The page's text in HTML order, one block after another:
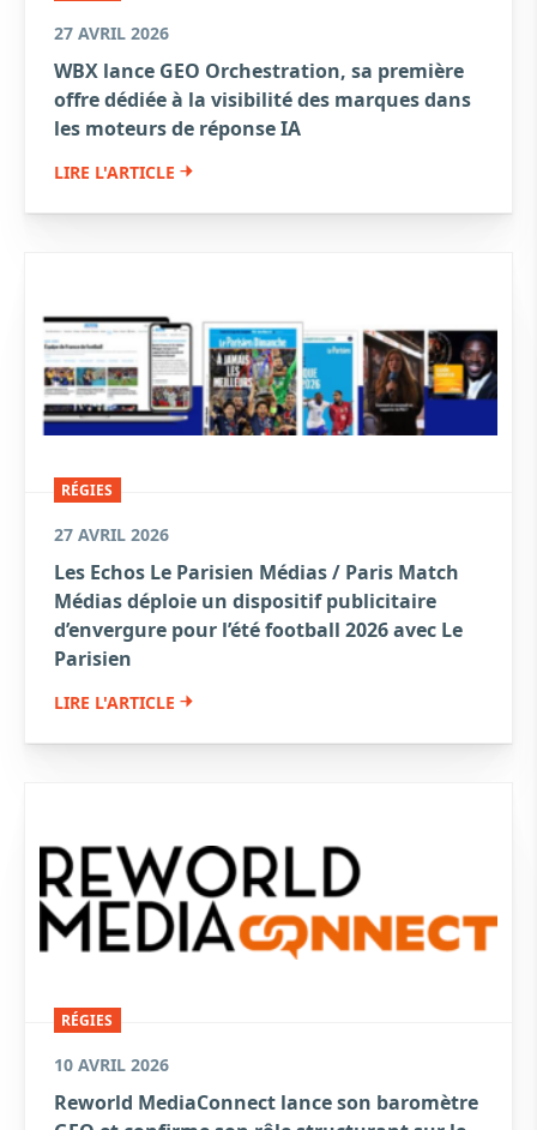
27 AVRIL 2026
WBX lance GEO Orchestration, sa première
offre dédiée à la visibilité des marques dans
les moteurs de réponse IA
LIRE L'ARTICLE
RÉGIES
27 AVRIL 2026
Les Echos Le Parisien Médias / Paris Match
Médias déploie un dispositif publicitaire
d’envergure pour l’été football 2026 avec Le
Parisien
LIRE L'ARTICLE
RÉGIES
10 AVRIL 2026
Reworld MediaConnect lance son baromètre